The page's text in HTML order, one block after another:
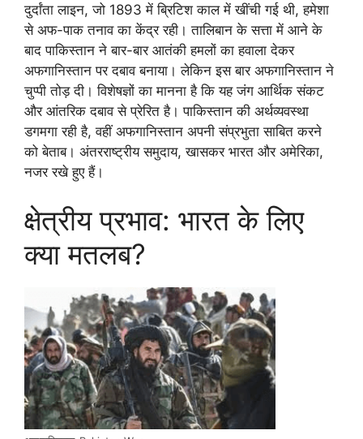
दुर्दांता लाइन, जो 1893 में ब्रिटिश काल में खींची गई थी, हमेशा
से अफ-पाक तनाव का केंद्र रही। तालिबान के सत्ता में आने के
बाद पाकिस्तान ने बार-बार आतंकी हमलों का हवाला देकर
अफगानिस्तान पर दबाव बनाया। लेकिन इस बार अफगानिस्तान ने
चुप्पी तोड़ दी। विशेषज्ञों का मानना है कि यह जंग आर्थिक संकट
और आंतरिक दबाव से प्रेरित है। पाकिस्तान की अर्थव्यवस्था
डगमगा रही है, वहीं अफगानिस्तान अपनी संप्रभुता साबित करने
को बेताब। अंतरराष्ट्रीय समुदाय, खासकर भारत और अमेरिका,
नजर रखे हुए हैं।
क्षेत्रीय प्रभाव: भारत के लिए
क्या मतलब?